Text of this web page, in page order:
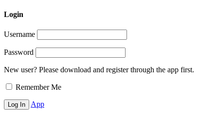
Login
Username
Password
New user? Please download and register through the app first.
Remember Me
App